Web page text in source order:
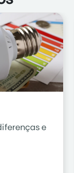
e